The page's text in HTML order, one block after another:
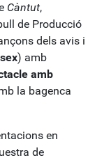
Càntut,
de Producció
dels avis i
) amb
amb
la bagenca
en
de